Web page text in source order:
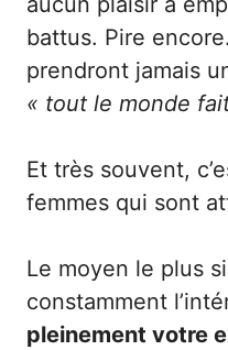
battus. Pire
prendront jamais
« tout le monde
Et très souvent,
femmes qui sont
Le moyen le plus
constamment
pleinement votre